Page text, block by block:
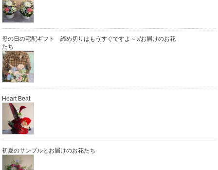
母の日の宅配ギフト 締め切りはもうすぐですよ～♪/お届けのお花
たち
Heart Beat
初夏のサンプルとお届けのお花たち